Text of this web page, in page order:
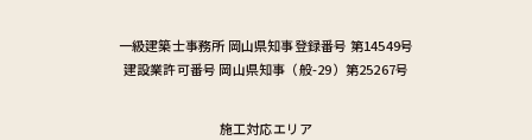
一級建築士事務所 岡山県知事登録番号 第14549号
建設業許可番号 岡山県知事（般-29）第25267号
施工対応エリア